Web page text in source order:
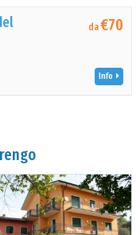
da€70
Info